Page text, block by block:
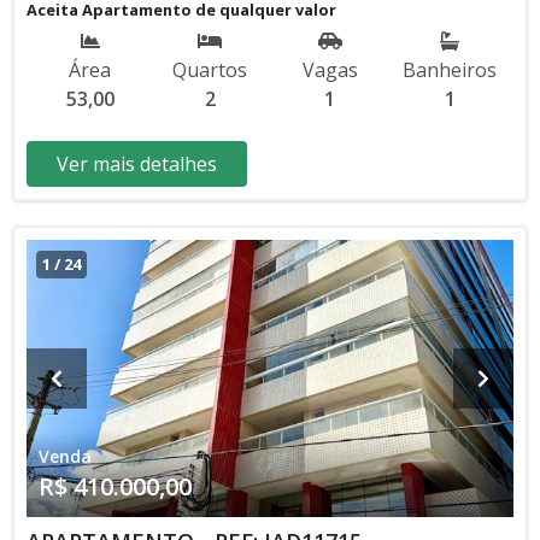
Financiamento) Detalhes do Imóvel: • 2 Dormitórios • 1
Banheiro • 1 Vaga de Garagem • Espaço Gourmet •
Churrasqueira Área útil: 53,00 m² Área total: 56,00 m²
Condomínio: R$ 160,00 | IPTU: R$ 192,00 Diferenciais:
mais segurança e tranquilidade para a família. Conta com
espaço gourmet e churrasqueira, ideal para momentos de
Localização Privilegiada: • Próximo a comércios em geral •
Escolas e mercados nas proximidades • Fácil acesso às
principais avenidas da cidade • Região residencial valorizada
Entre em contato e agende sua visita: (13) 98818-0025 Av.
Presidente Kennedy, 10.073 – Maracanã – Praia Grande/SP
JADS.CORRETOR DE IMÓVEIS Excelente opção para quem
busca segurança, conforto e ótimo custo-benefício em
condomínio fechado!
Aceita Apartamento de qualquer valor
Área
53,00
Quartos
2
Vagas
1
Banheiros
1
Ver mais detalhes
1 / 24
Venda
R$ 410.000,00